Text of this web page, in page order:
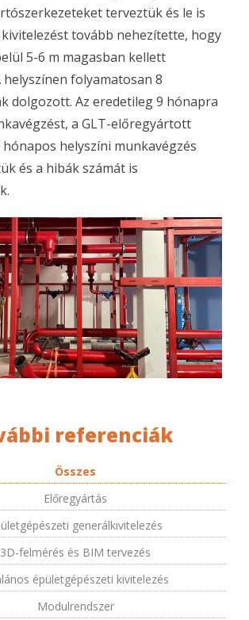
terveztük és le is
tovább nehezítette, hogy
5-6 m magasban kellett
helyszínen folyamatosan 8
dolgozott. Az eredetileg 9 hónapra
a GLT-előregyártott
helyszíni munkavégzés
és a hibák számát is
referenciák
Összes
Előregyártás
generálkivitelezés
3D-felmérés és BIM tervezés
épületgépészeti kivitelezés
Modulrendszer